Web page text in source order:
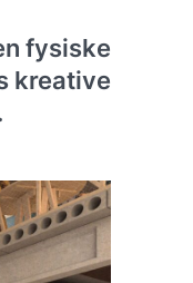
fysiske
kreative